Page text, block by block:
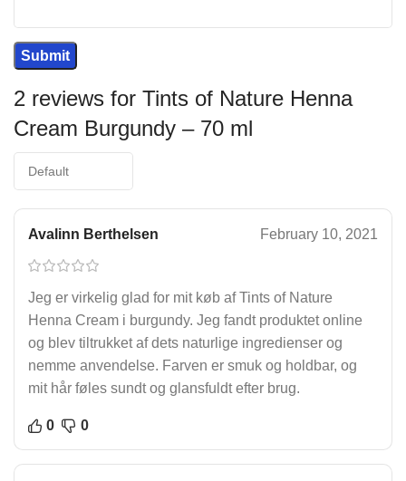
2 reviews for Tints of Nature Henna
Cream Burgundy – 70 ml
Avalinn Berthelsen February 10, 2021
Jeg er virkelig glad for mit køb af Tints of Nature
Henna Cream i burgundy. Jeg fandt produktet online
og blev tiltrukket af dets naturlige ingredienser og
nemme anvendelse. Farven er smuk og holdbar, og
mit hår føles sundt og glansfuldt efter brug.
0 0